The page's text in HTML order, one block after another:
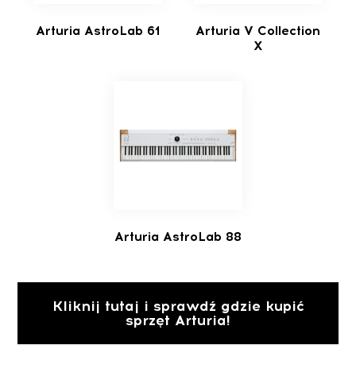
Arturia AstroLab 61
Arturia V Collection
X
Arturia AstroLab 88
Kliknij tutaj i sprawdź gdzie kupić
sprzęt Arturia!